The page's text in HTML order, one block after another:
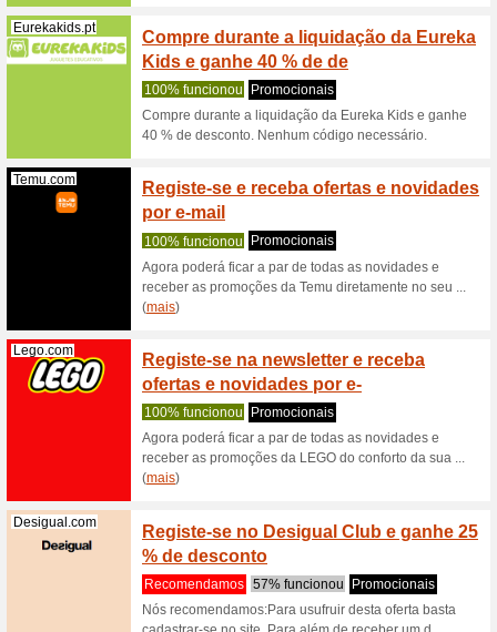
Esta é
(mais)
Geox.com
100%
Esta
(mais)